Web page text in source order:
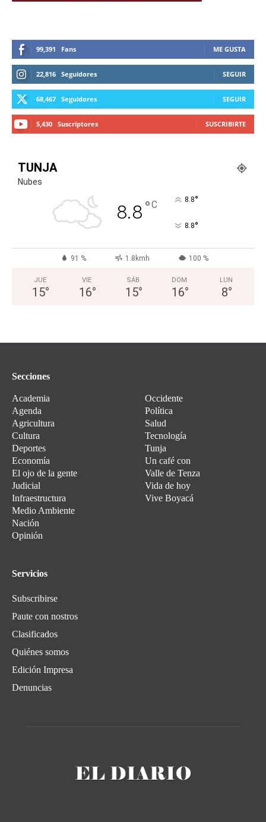
99,391 Fans ME GUSTA
22,816 Seguidores SEGUIR
68,467 Seguidores SEGUIR
5,430 Suscriptores SUSCRIBIRTE
TUNJA
Nubes
8.8°C 8.8°
8.8°
91 % 1.8kmh 100 %
JUE
15°
VIE
16°
SÁB
15°
DOM
16°
LUN
8°
Secciones
Academia
Agenda
Agricultura
Cultura
Deportes
Economía
El ojo de la gente
Judicial
Infraestructura
Medio Ambiente
Nación
Opinión
Occidente
Política
Salud
Tecnología
Tunja
Un café con
Valle de Tenza
Vida de hoy
Vive Boyacá
Servicios
Subscribirse
Paute con nostros
Clasificados
Quiénes somos
Edición Impresa
Denuncias